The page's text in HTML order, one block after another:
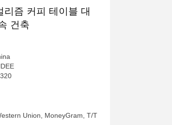
리즘 커피 테이블 대
건축
Union, MoneyGram, T/T